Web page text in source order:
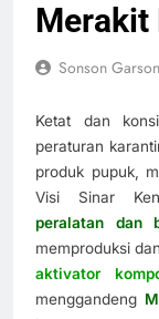
Merakit
Sonson
Ketat dan
peraturan
produk pupuk,
Visi Sinar
peralatan dan
memproduksi
aktivator
menggandeng